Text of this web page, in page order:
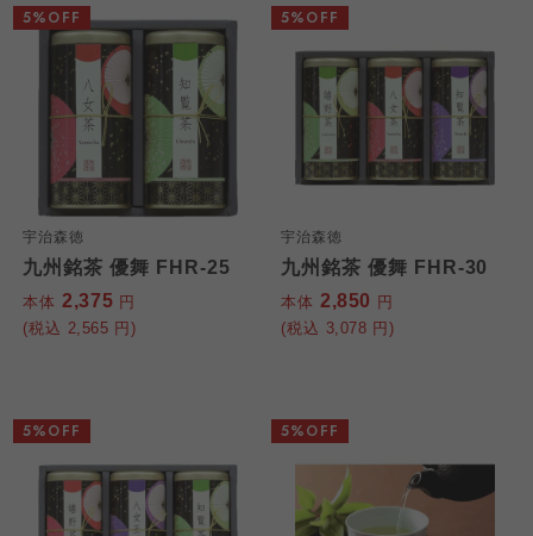
宇治森徳
九州銘茶 優舞 FHR-25
本体 2,375 円
(税込 2,565 円)
5%OFF
宇治森徳
九州銘茶 優舞 FHR-30
本体 2,850 円
(税込 3,078 円)
5%OFF
5%OFF 5%OFF